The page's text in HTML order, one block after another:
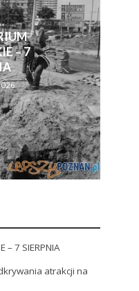
– 7
– 7 SIERPNIA
atrakcji na